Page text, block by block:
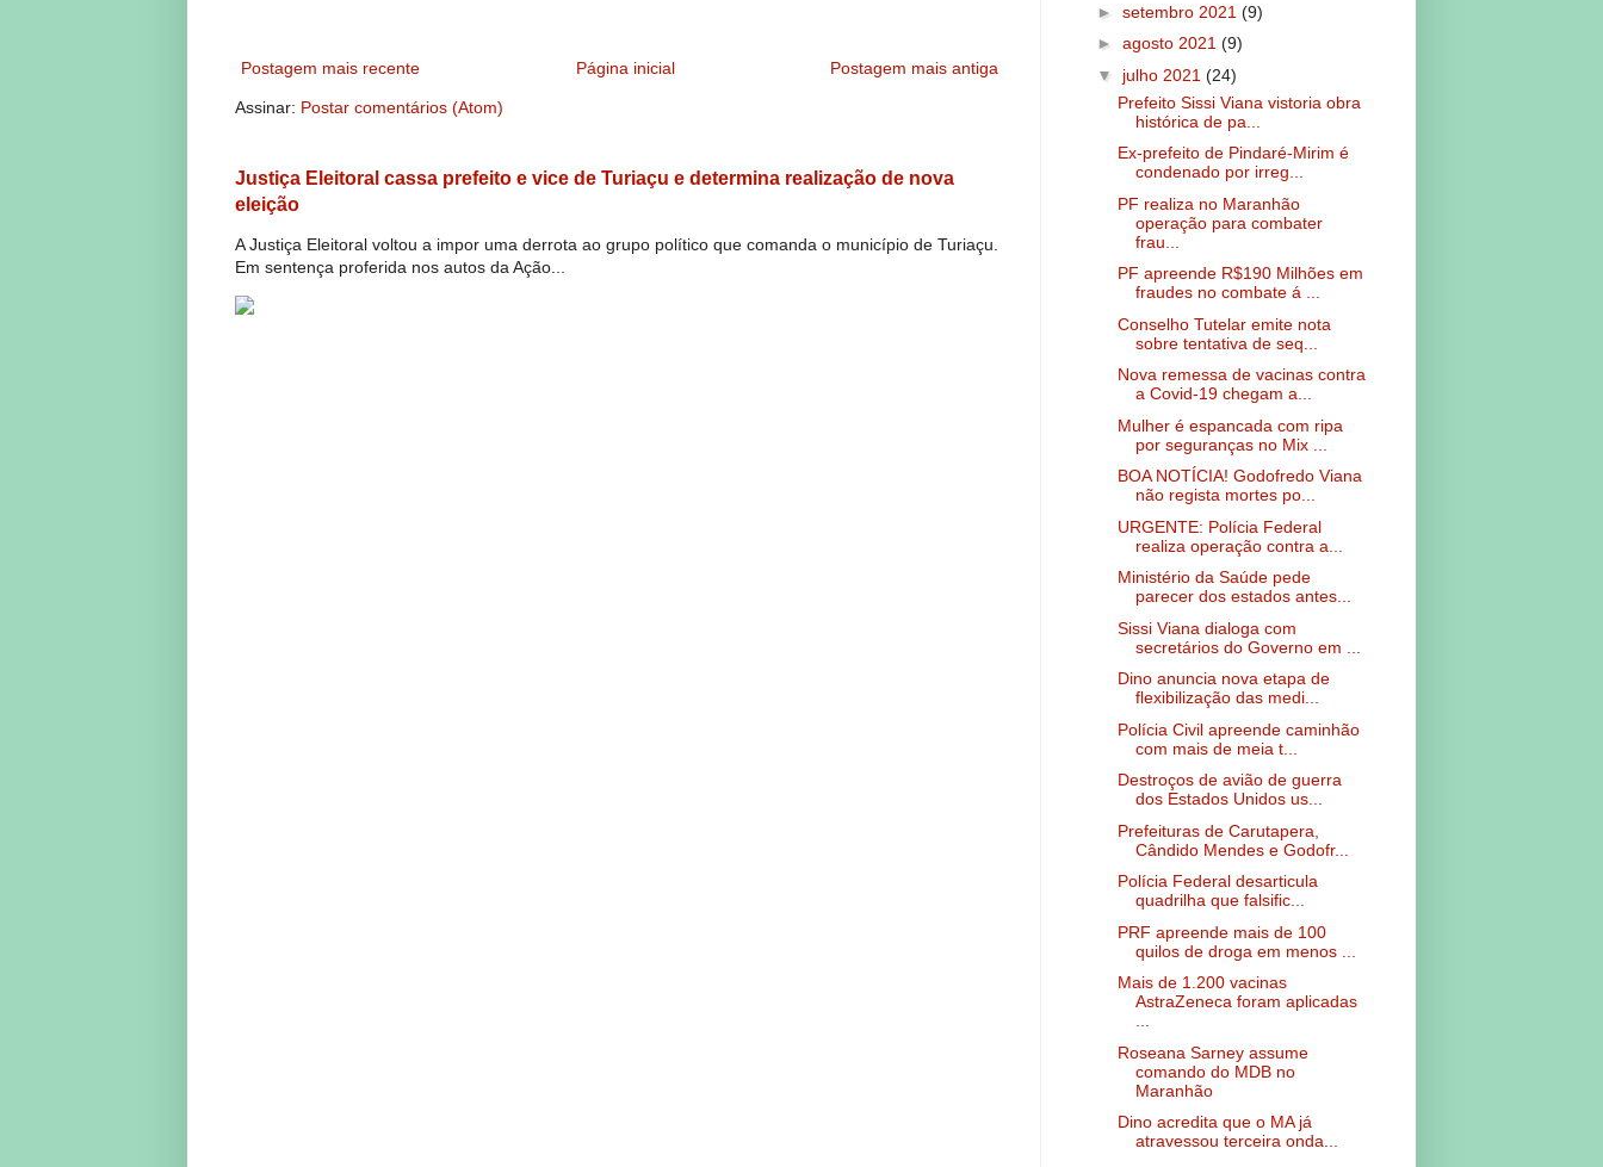
Postagem mais recente Postagem mais antiga
Página inicial
Assinar: Postar comentários (Atom)
Justiça Eleitoral cassa prefeito e vice de Turiaçu e determina realização de nova
eleição
A Justiça Eleitoral voltou a impor uma derrota ao grupo político que comanda o município de Turiaçu.
Em sentença proferida nos autos da Ação...
► setembro 2021 (9)
► agosto 2021 (9)
▼ julho 2021 (24)
Prefeito Sissi Viana vistoria obra
histórica de pa...
Ex-prefeito de Pindaré-Mirim é
condenado por irreg...
PF realiza no Maranhão
operação para combater
frau...
PF apreende R$190 Milhões em
fraudes no combate á ...
Conselho Tutelar emite nota
sobre tentativa de seq...
Nova remessa de vacinas contra
a Covid-19 chegam a...
Mulher é espancada com ripa
por seguranças no Mix ...
BOA NOTÍCIA! Godofredo Viana
não regista mortes po...
URGENTE: Polícia Federal
realiza operação contra a...
Ministério da Saúde pede
parecer dos estados antes...
Sissi Viana dialoga com
secretários do Governo em ...
Dino anuncia nova etapa de
flexibilização das medi...
Polícia Civil apreende caminhão
com mais de meia t...
Destroços de avião de guerra
dos Estados Unidos us...
Prefeituras de Carutapera,
Cândido Mendes e Godofr...
Polícia Federal desarticula
quadrilha que falsific...
PRF apreende mais de 100
quilos de droga em menos ...
Mais de 1.200 vacinas
AstraZeneca foram aplicadas
Roseana Sarney assume
comando do MDB no
Maranhão
Dino acredita que o MA já
atravessou terceira onda...